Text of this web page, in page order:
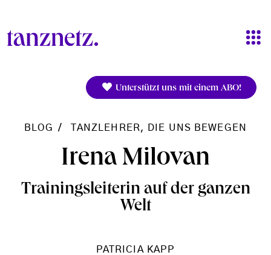
Unterstützt uns mit einem ABO!
BLOG TANZLEHRER, DIE UNS BEWEGEN
Irena Milovan
Trainingsleiterin auf der ganzen
Welt
PATRICIA KAPP